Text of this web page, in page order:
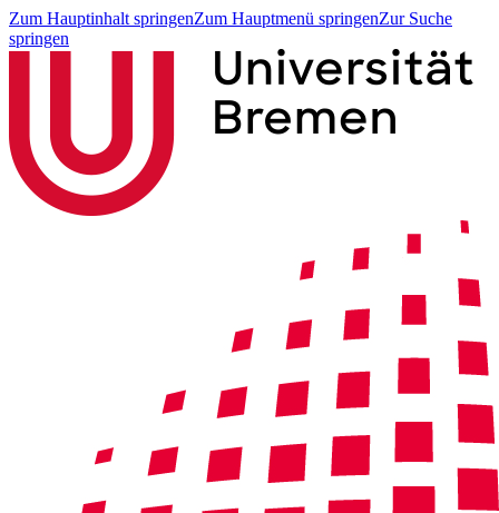
Zum Hauptinhalt springenZum Hauptmenü springenZur Suche
springen